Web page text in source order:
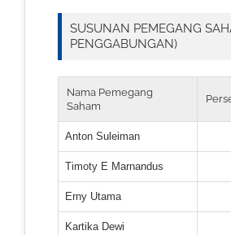
SUSUNAN PEMEGANG
PENGGABUNGAN)
Nama Pemegang
Saham
Anton Suleiman
Timoty E Marnandus
Erny Utama
Kartika Dewi